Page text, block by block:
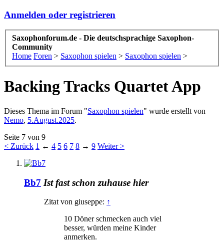
Anmelden oder registrieren
Saxophonforum.de - Die deutschsprachige Saxophon-
Community
Home Foren > Saxophon spielen > Saxophon spielen >
Backing Tracks Quartet App
Dieses Thema im Forum "Saxophon spielen" wurde erstellt von
Nemo, 5.August.2025.
Seite 7 von 9
< Zurück 1 ← 4 5 6 7 8 → 9 Weiter >
Bb7 Ist fast schon zuhause hier
Zitat von giuseppe: ↑
10 Döner schmecken auch viel
besser, würden meine Kinder
anmerken.